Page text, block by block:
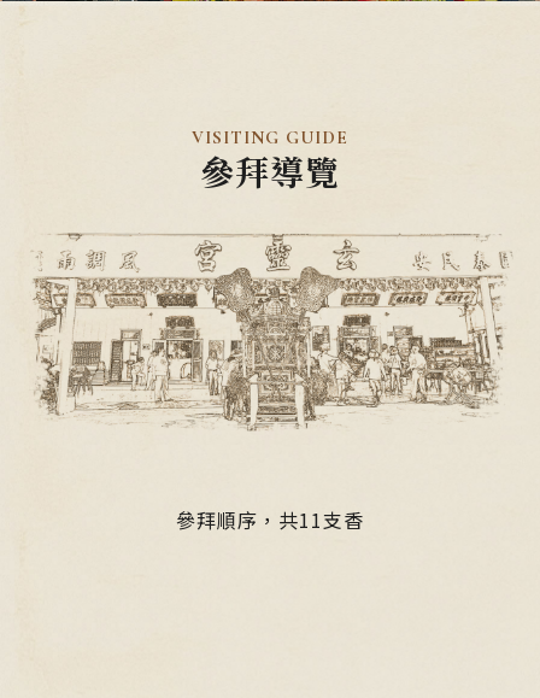
VISITING GUIDE
參拜導覽
參拜順序，共11支香